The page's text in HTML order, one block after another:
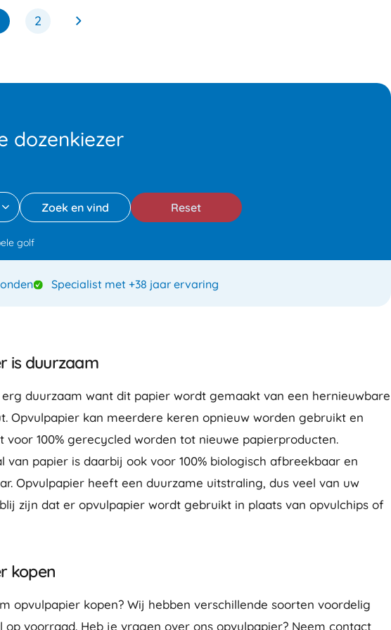
2
dozenkiezer
Reset
golf
Specialist met +38 jaar ervaring
is duurzaam
duurzaam want dit papier wordt gemaakt van een hernieuwbare
Opvulpapier kan meerdere keren opnieuw worden gebruikt en
voor 100% gerecycled worden tot nieuwe papierproducten.
van papier is daarbij ook voor 100% biologisch afbreekbaar en
Opvulpapier heeft een duurzame uitstraling, dus veel van uw
zijn dat er opvulpapier wordt gebruikt in plaats van opvulchips of
kopen
opvulpapier kopen? Wij hebben verschillende soorten voordelig
op voorraad. Heb je vragen over ons opvulpapier? Neem contact